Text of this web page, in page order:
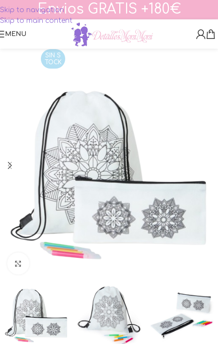
Skip to navigation
Skip to main content
Envios GRATIS +180€
MENU
SIN S
TOCK